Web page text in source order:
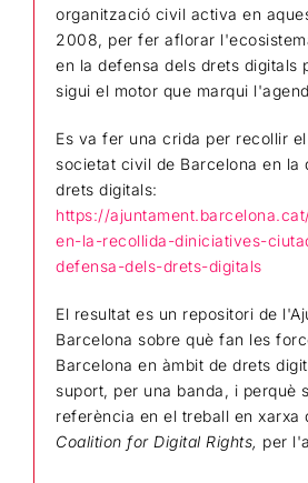
organització civil activa en
2008, per fer aflorar
en la defensa dels drets digitals
sigui el motor que marqui
Es va fer una crida per recollir
societat civil de Barcelona en la
drets digitals:
https://
en-la-recollida-diniciatives-
defensa-dels-drets-digitals
El resultat es un repositori de
Barcelona sobre què fan les
Barcelona en àmbit de drets
suport, per una banda, i perquè
referència en el treball en xarxa
Coalition for Digital Rights, per